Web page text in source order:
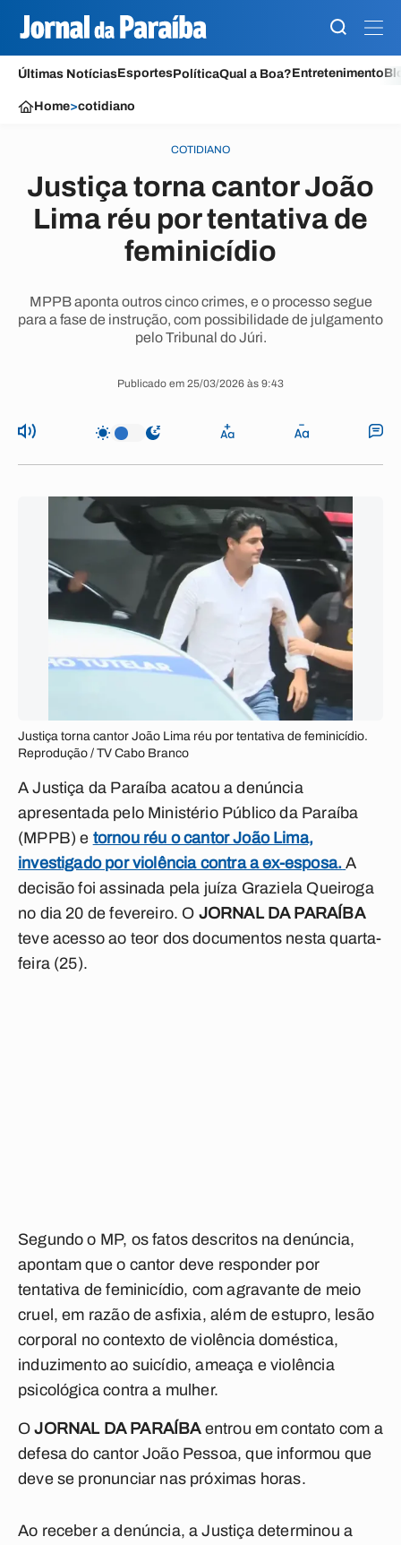
Últimas NotíciasEsportesPolíticaQual a Boa?Entretenimento
Home>cotidiano
COTIDIANO
Justiça torna cantor João
Lima réu por tentativa de
feminicídio
MPPB aponta outros cinco crimes, e o processo segue
para a fase de instrução, com possibilidade de julgamento
pelo Tribunal do Júri.
Publicado em 25/03/2026 às 9:43
Justiça torna cantor João Lima réu por tentativa de feminicídio.
Reprodução / TV Cabo Branco
A Justiça da Paraíba acatou a denúncia
apresentada pelo Ministério Público da Paraíba
(MPPB) e tornou réu o cantor João Lima,
investigado por violência contra a ex-esposa. A
decisão foi assinada pela juíza Graziela Queiroga
no dia 20 de fevereiro. O JORNAL DA PARAÍBA
teve acesso ao teor dos documentos nesta quarta-
feira (25).
Segundo o MP, os fatos descritos na denúncia,
apontam que o cantor deve responder por
tentativa de feminicídio, com agravante de meio
cruel, em razão de asfixia, além de estupro, lesão
corporal no contexto de violência doméstica,
induzimento ao suicídio, ameaça e violência
psicológica contra a mulher.
OJORNAL DA PARAÍBAentrou em contato com a
defesa do cantor João Pessoa, que informou que
deve se pronunciar nas próximas horas.
Ao receber a denúncia, a Justiça determinou a